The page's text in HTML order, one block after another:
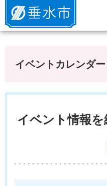
垂水市
イベントカレンダー
イベント情報